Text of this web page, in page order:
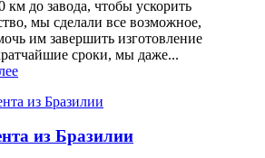
км до завода, чтобы ускорить
мы сделали все возможное,
им завершить изготовление
сроки, мы даже...
из Бразилии